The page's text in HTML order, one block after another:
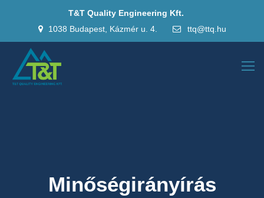
T&T Quality Engineering Kft.
1038 Budapest, Kázmér u. 4.
ttq@ttq.hu
Minőségirányírás